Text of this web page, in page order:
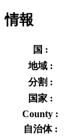
情報
国 :
地域 :
分割 :
国家 :
County :
自治体 :